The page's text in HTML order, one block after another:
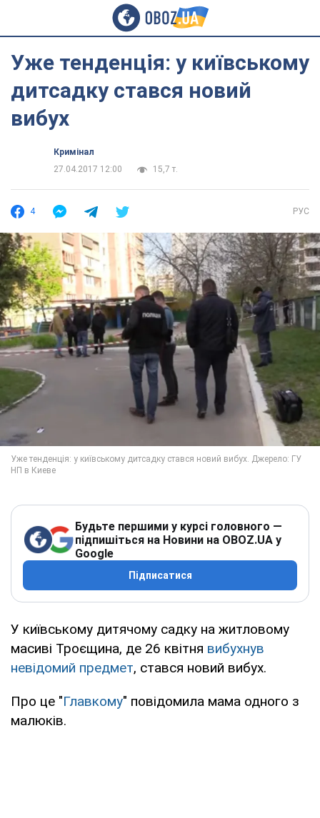
Уже тенденція: у київському
дитсадку стався новий
вибух
Кримінал
27.04.2017 12:00
15,7 т.
4 РУС
Будьте першими у курсі головного —
підпишіться на Новини на OBOZ.UA у
Google
Підписатися
У київському дитячому садку на житловому
масиві Троєщина, де 26 квітня вибухнув
невідомий предмет, стався новий вибух.
Про це "Главкому" повідомила мама одного з
малюків.